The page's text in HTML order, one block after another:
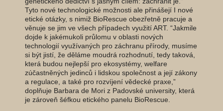
Tyto nové technologické možnosti ale přinášejí I nové
etické otázky, s nimiž BioRescue obezřetně pracuje a
věnuje se jim ve všech případech využití ART. “Jakmile
dojde k jakémukoli průlomu v oblasti nových
technologií využívaných pro záchranu přírody, musíme
si být jistí, že děláme moudrá rozhodnutí, tedy taková,
která budou nejlepší pro ekosystémy, welfare
zúčastněných jedinců i lidskou společnost a její zákony
a regulace, a také pro rozvíjení vědecké praxe,”
doplňuje Barbara de Mori z Padovské university, která
je zároveň šéfkou etického panelu BioRescue.